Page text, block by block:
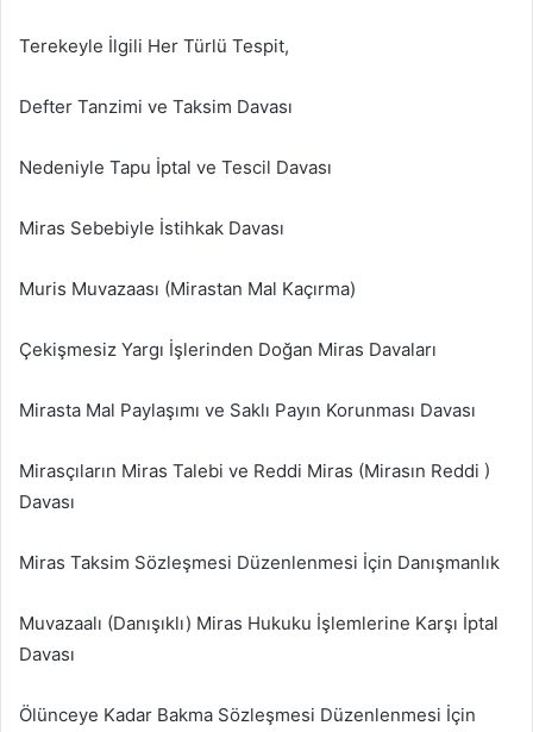
Terekeyle İlgili Her Türlü Tespit,
Defter Tanzimi ve Taksim Davası
Nedeniyle Tapu İptal ve Tescil Davası
Miras Sebebiyle İstihkak Davası
Muris Muvazaası (Mirastan Mal Kaçırma)
Çekişmesiz Yargı İşlerinden Doğan Miras Davaları
Mirasta Mal Paylaşımı ve Saklı Payın Korunması Davası
Mirasçıların Miras Talebi ve Reddi Miras (Mirasın Reddi )
Davası
Miras Taksim Sözleşmesi Düzenlenmesi İçin Danışmanlık
Muvazaalı (Danışıklı) Miras Hukuku İşlemlerine Karşı İptal
Davası
Ölünceye Kadar Bakma Sözleşmesi Düzenlenmesi İçin